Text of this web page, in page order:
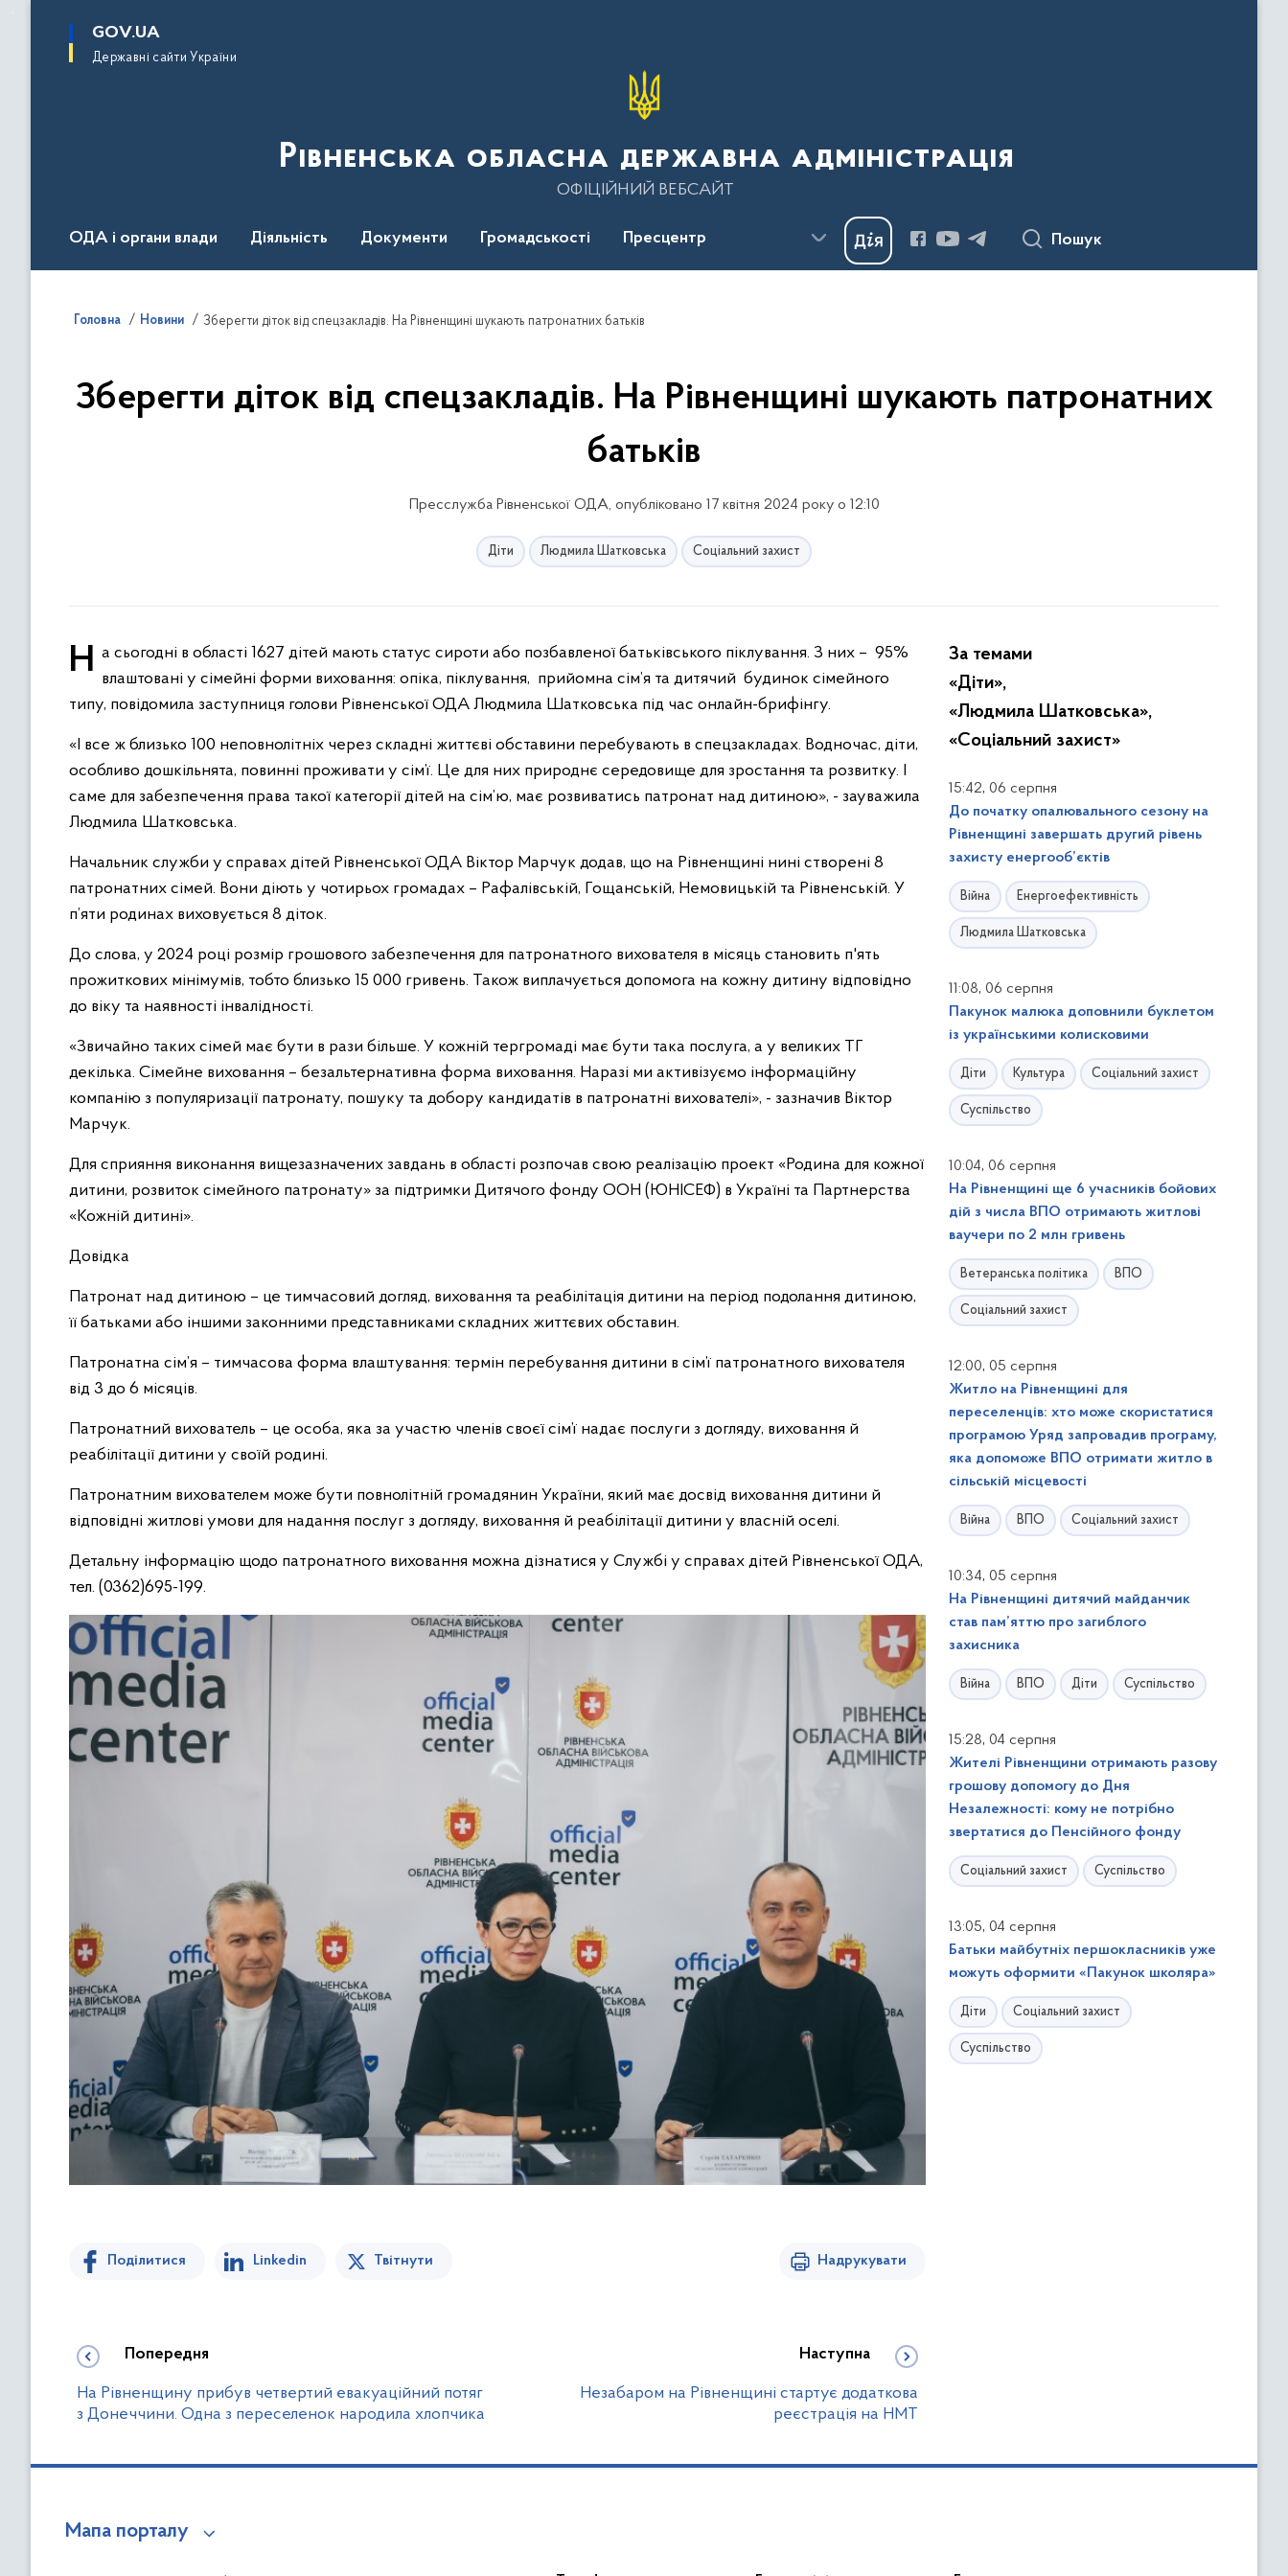
основного
GOV.UA
Державні сайти України
Рівненська обласна державна адміністрація
ОФІЦІЙНИЙ ВЕБСАЙТ
ОДА і органи влади Діяльність Документи Громадськості Пресцентр Пошук
Головна Новини Зберегти діток від спецзакладів. На Рівненщині шукають патронатних батьків
Зберегти діток від спецзакладів. На Рівненщині шукають патронатних
батьків
Пресслужба Рівненської ОДА, опубліковано 17 квітня 2024 року о 12:10
Діти Людмила Шатковська Соціальний захист
На сьогодні в області 1627 дітей мають статус сироти або позбавленої батьківського піклування. З них – 95% влаштовані у сімейні форми виховання: опіка, піклування, прийомна сім’я та дитячий будинок сімейного
типу, повідомила заступниця голови Рівненської ОДА Людмила Шатковська під час онлайн-брифінгу.
«І все ж близько 100 неповнолітніх через складні життєві обставини перебувають в спецзакладах. Водночас, діти,
особливо дошкільнята, повинні проживати у сім’ї. Це для них природнє середовище для зростання та розвитку. І
саме для забезпечення права такої категорії дітей на сім’ю, має розвиватись патронат над дитиною», - зауважила
Людмила Шатковська.
Начальник служби у справах дітей Рівненської ОДА Віктор Марчук додав, що на Рівненщині нині створені 8
патронатних сімей. Вони діють у чотирьох громадах – Рафалівській, Гощанській, Немовицькій та Рівненській. У
п’яти родинах виховується 8 діток.
До слова, у 2024 році розмір грошового забезпечення для патронатного вихователя в місяць становить п'ять
прожиткових мінімумів, тобто близько 15 000 гривень. Також виплачується допомога на кожну дитину відповідно
до віку та наявності інвалідності.
«Звичайно таких сімей має бути в рази більше. У кожній тергромаді має бути така послуга, а у великих ТГ
декілька. Сімейне виховання – безальтернативна форма виховання. Наразі ми активізуємо інформаційну
компанію з популяризації патронату, пошуку та добору кандидатів в патронатні вихователі», - зазначив Віктор
Марчук.
Для сприяння виконання вищезазначених завдань в області розпочав свою реалізацію проект «Родина для кожної
дитини, розвиток сімейного патронату» за підтримки Дитячого фонду ООН (ЮНІСЕФ) в Україні та Партнерства
«Кожній дитині».
Довідка
Патронат над дитиною – це тимчасовий догляд, виховання та реабілітація дитини на період подолання дитиною,
її батьками або іншими законними представниками складних життєвих обставин.
Патронатна сім’я – тимчасова форма влаштування: термін перебування дитини в сім’ї патронатного вихователя
від 3 до 6 місяців.
Патронатний вихователь – це особа, яка за участю членів своєї сім’ї надає послуги з догляду, виховання й
реабілітації дитини у своїй родині.
Патронатним вихователем може бути повнолітній громадянин України, який має досвід виховання дитини й
відповідні житлові умови для надання послуг з догляду, виховання й реабілітації дитини у власній оселі.
Детальну інформацію щодо патронатного виховання можна дізнатися у Службі у справах дітей Рівненської ОДА,
тел. (0362)695-199.
Поділитися Linkedin Твітнути Надрукувати
Попередня
На Рівненщину прибув четвертий евакуаційний потяг
з Донеччини. Одна з переселенок народила хлопчика
Наступна
Незабаром на Рівненщині стартує додаткова
реєстрація на НМТ
За темами
«Діти»,
«Людмила Шатковська»,
«Соціальний захист»
15:42, 06 серпня
До початку опалювального сезону на
Рівненщині завершать другий рівень
захисту енергооб’єктів
Війна Енергоефективність
Людмила Шатковська
11:08, 06 серпня
Пакунок малюка доповнили буклетом
із українськими колисковими
Діти Культура Соціальний захист
Суспільство
10:04, 06 серпня
На Рівненщині ще 6 учасників бойових
дій з числа ВПО отримають житлові
ваучери по 2 млн гривень
Ветеранська політика ВПО
Соціальний захист
12:00, 05 серпня
Житло на Рівненщині для
переселенців: хто може скористатися
програмою Уряд запровадив програму,
яка допоможе ВПО отримати житло в
сільській місцевості
Війна ВПО Соціальний захист
10:34, 05 серпня
На Рівненщині дитячий майданчик
став пам’яттю про загиблого
захисника
Війна ВПО Діти Суспільство
15:28, 04 серпня
Жителі Рівненщини отримають разову
грошову допомогу до Дня
Незалежності: кому не потрібно
звертатися до Пенсійного фонду
Соціальний захист Суспільство
13:05, 04 серпня
Батьки майбутніх першокласників уже
можуть оформити «Пакунок школяра»
Діти Соціальний захист
Суспільство
Мапа порталу